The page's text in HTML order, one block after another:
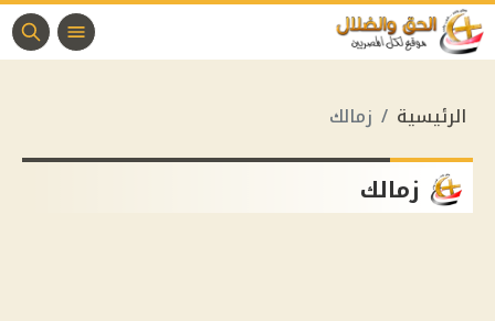
الرئيسية زمالك
زمالك